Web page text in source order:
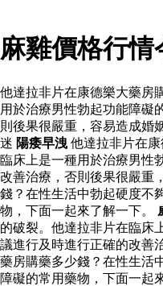
麻雞價格行
他達拉非片在康德樂大藥房
用於治療男性勃起功能障礙
則後果很嚴重，容易造成婚
迷 陽痿早洩 他達拉非片在
臨床上是一種用於治療男性
改善治療，否則後果很嚴重
錢？在性生活中勃起硬度不
物，下面一起來了解一下。
的破裂。他達拉非片在臨床
議進行及時進行正確的改善
藥房購藥多少錢？在性生活
障礙的常用藥物，下面一起